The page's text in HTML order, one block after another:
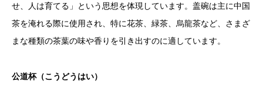
せ、人は育てる」という思想を体現しています。盖碗は主に中国
茶を淹れる際に使用され、特に花茶、緑茶、烏龍茶など、さまざ
まな種類の茶葉の味や香りを引き出すのに適しています。
公道杯（こうどうはい）